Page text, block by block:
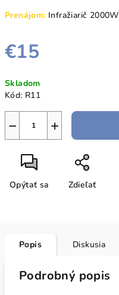
Prenájom: Infražiarič 2000W
€15
cena:
Skladom
Kód: R11
+
−
Opýtať sa Zdieľať
Popis Diskusia
Podrobný popis